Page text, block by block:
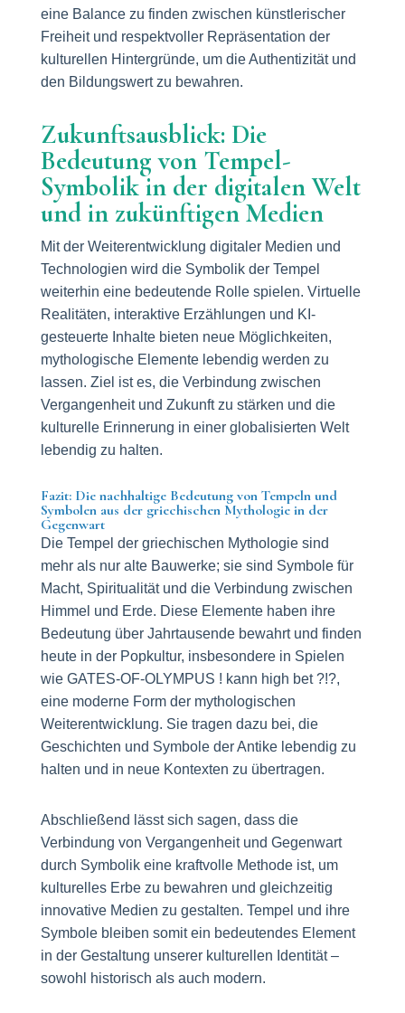
eine Balance zu finden zwischen künstlerischer
Freiheit und respektvoller Repräsentation der
kulturellen Hintergründe, um die Authentizität und
den Bildungswert zu bewahren.
Zukunftsausblick: Die
Bedeutung von Tempel-
Symbolik in der digitalen Welt
und in zukünftigen Medien
Mit der Weiterentwicklung digitaler Medien und
Technologien wird die Symbolik der Tempel
weiterhin eine bedeutende Rolle spielen. Virtuelle
Realitäten, interaktive Erzählungen und KI-
gesteuerte Inhalte bieten neue Möglichkeiten,
mythologische Elemente lebendig werden zu
lassen. Ziel ist es, die Verbindung zwischen
Vergangenheit und Zukunft zu stärken und die
kulturelle Erinnerung in einer globalisierten Welt
lebendig zu halten.
Fazit: Die nachhaltige Bedeutung von Tempeln und
Symbolen aus der griechischen Mythologie in der
Gegenwart
Die Tempel der griechischen Mythologie sind
mehr als nur alte Bauwerke; sie sind Symbole für
Macht, Spiritualität und die Verbindung zwischen
Himmel und Erde. Diese Elemente haben ihre
Bedeutung über Jahrtausende bewahrt und finden
heute in der Popkultur, insbesondere in Spielen
wie GATES-OF-OLYMPUS ! kann high bet ?!?,
eine moderne Form der mythologischen
Weiterentwicklung. Sie tragen dazu bei, die
Geschichten und Symbole der Antike lebendig zu
halten und in neue Kontexten zu übertragen.
Abschließend lässt sich sagen, dass die
Verbindung von Vergangenheit und Gegenwart
durch Symbolik eine kraftvolle Methode ist, um
kulturelles Erbe zu bewahren und gleichzeitig
innovative Medien zu gestalten. Tempel und ihre
Symbole bleiben somit ein bedeutendes Element
in der Gestaltung unserer kulturellen Identität –
sowohl historisch als auch modern.